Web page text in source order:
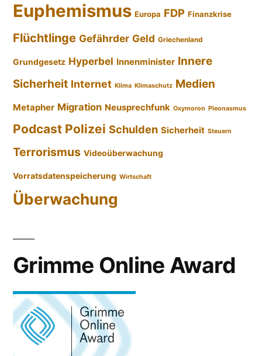
Euphemismus Europa FDP Finanzkrise
Flüchtlinge Gefährder Geld Griechenland
Grundgesetz Hyperbel Innenminister Innere
Sicherheit Internet Klima Klimaschutz Medien
Metapher Migration Neusprechfunk Oxymoron Pleonasmus
Podcast Polizei Schulden Sicherheit Steuern
Terrorismus Videoüberwachung
Vorratsdatenspeicherung Wirtschaft
Überwachung
Grimme Online Award